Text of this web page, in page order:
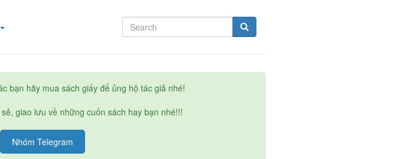
bạn hãy mua sách giấy để ủng hộ tác giả nhé!
giao lưu về những cuốn sách hay bạn nhé!!!
Nhóm Telegram